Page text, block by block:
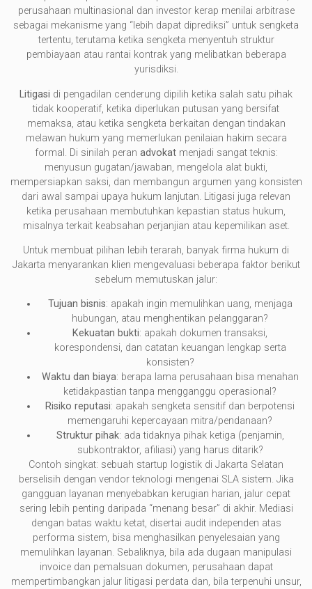
perusahaan multinasional dan investor kerap menilai arbitrase
sebagai mekanisme yang “lebih dapat diprediksi” untuk sengketa
tertentu, terutama ketika sengketa menyentuh struktur
pembiayaan atau rantai kontrak yang melibatkan beberapa
yurisdiksi.
Litigasi di pengadilan cenderung dipilih ketika salah satu pihak
tidak kooperatif, ketika diperlukan putusan yang bersifat
memaksa, atau ketika sengketa berkaitan dengan tindakan
melawan hukum yang memerlukan penilaian hakim secara
formal. Di sinilah peran advokatmenjadi sangat teknis:
menyusun gugatan/jawaban, mengelola alat bukti,
mempersiapkan saksi, dan membangun argumen yang konsisten
dari awal sampai upaya hukum lanjutan. Litigasi juga relevan
ketika perusahaan membutuhkan kepastian status hukum,
misalnya terkait keabsahan perjanjian atau kepemilikan aset.
Untuk membuat pilihan lebih terarah, banyak firma hukum di
Jakarta menyarankan klien mengevaluasi beberapa faktor berikut
sebelum memutuskan jalur:
Tujuan bisnis: apakah ingin memulihkan uang, menjaga
hubungan, atau menghentikan pelanggaran?
Kekuatan bukti: apakah dokumen transaksi,
korespondensi, dan catatan keuangan lengkap serta
konsisten?
Waktu dan biaya: berapa lama perusahaan bisa menahan
ketidakpastian tanpa mengganggu operasional?
Risiko reputasi: apakah sengketa sensitif dan berpotensi
memengaruhi kepercayaan mitra/pendanaan?
Struktur pihak: ada tidaknya pihak ketiga (penjamin,
subkontraktor, afiliasi) yang harus ditarik?
Contoh singkat: sebuah startup logistik di Jakarta Selatan
berselisih dengan vendor teknologi mengenai SLA sistem. Jika
gangguan layanan menyebabkan kerugian harian, jalur cepat
sering lebih penting daripada “menang besar” di akhir. Mediasi
dengan batas waktu ketat, disertai audit independen atas
performa sistem, bisa menghasilkan penyelesaian yang
memulihkan layanan. Sebaliknya, bila ada dugaan manipulasi
invoice dan pemalsuan dokumen, perusahaan dapat
mempertimbangkan jalur litigasi perdata dan, bila terpenuhi unsur,